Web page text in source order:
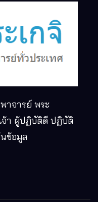
าจารย์ พระ
จ้า ผู้ปฏิบัติดี ปฏิบัติ
ข้อมูล